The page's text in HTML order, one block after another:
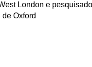
London e
Oxford